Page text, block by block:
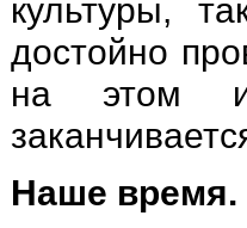
культуры,
достойно
на этом
Наше время.